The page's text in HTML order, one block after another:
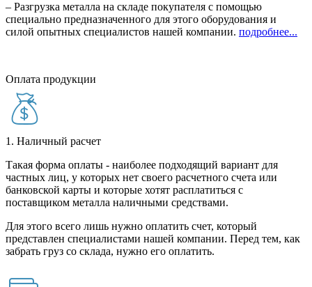
– Разгрузка металла на складе покупателя с помощью
специально предназначенного для этого оборудования и
силой опытных специалистов нашей компании. подробнее...
Оплата продукции
1. Наличный расчет
Такая форма оплаты - наиболее подходящий вариант для
частных лиц, у которых нет своего расчетного счета или
банковской карты и которые хотят расплатиться с
поставщиком металла наличными средствами.
Для этого всего лишь нужно оплатить счет, который
представлен специалистами нашей компании. Перед тем, как
забрать груз со склада, нужно его оплатить.